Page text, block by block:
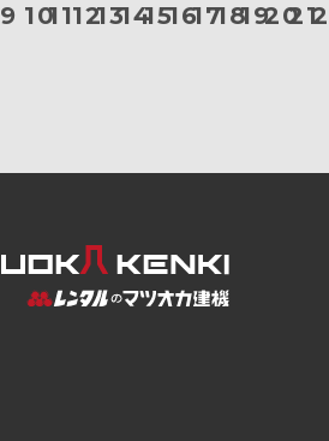
9 101112131415161718192021